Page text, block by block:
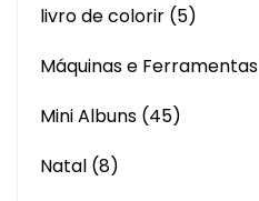
livro de colorir (5)
Máquinas e Ferramentas
Mini Albuns (45)
Natal (8)